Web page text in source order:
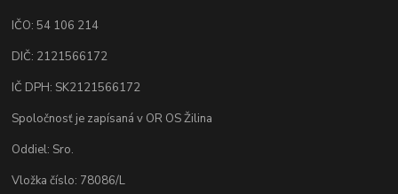
IČO: 54 106 214
DIČ: 2121566172
IČ DPH: SK2121566172
Spoločnosť je zapísaná v OR OS Žilina
Oddiel: Sro.
Vložka číslo: 78086/L